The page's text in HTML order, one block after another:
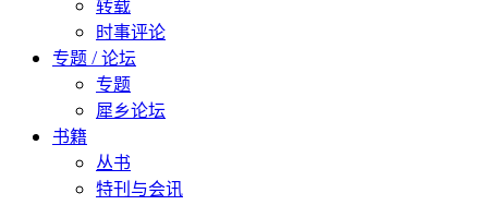
转载
时事评论
专题 / 论坛
专题
犀乡论坛
书籍
丛书
特刊与会讯